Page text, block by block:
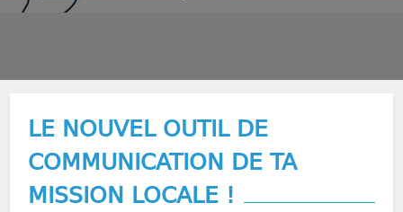
LE NOUVEL OUTIL DE
COMMUNICATION DE TA
MISSION LOCALE !